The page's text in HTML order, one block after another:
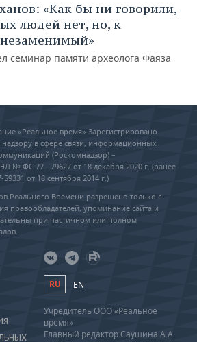
«Как бы ни говорили,
людей нет, но, к
семинар памяти археолога Фаяза
«Реальное время» Зарегистрировано
в сфере связи, информационных
(Роскомнадзор) –
№ ФС 77 - 79627 от 18 декабря 2020 г. (ранее
от 18 сентября 2014 г.)
Реального Времени разрешено только с
правообладателей, упоминание сайта и
при частичном или полном
RU EN
Учредитель ООО «Реальное
время»
Главный редактор Саушина А.А.